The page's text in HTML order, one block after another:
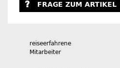
FRAGE ZUM ARTIKEL
reiseerfahrene
Mitarbeiter